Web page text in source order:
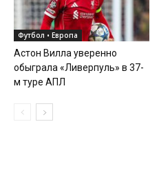
Футбол • Европа
Астон Вилла уверенно
обыграла «Ливерпуль» в 37-
м туре АПЛ